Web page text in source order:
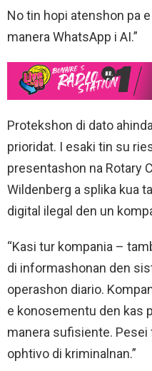
No tin hopi atenshon pa
manera WhatsApp i AI.”
Protekshon di dato
prioridat. I esaki tin su
presentashon na Rotary
Wildenberg a splika kua
digital ilegal den un
“Kasi tur kompania –
di informashonan den
operashon diario.
e konosementu den kas
manera sufisiente.
ophtivo di kriminalnan.”